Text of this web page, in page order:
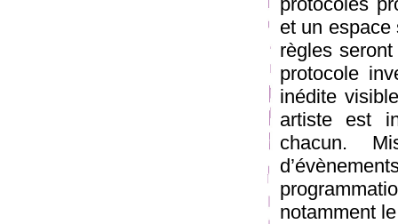
et un espace
règles
protocole
inédite
artiste est
chacun.
notamment